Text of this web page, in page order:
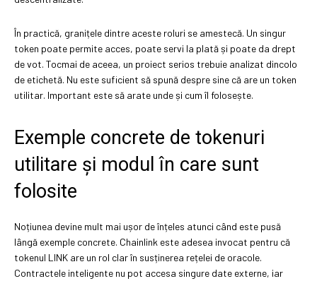
În practică, granițele dintre aceste roluri se amestecă. Un singur
token poate permite acces, poate servi la plată și poate da drept
de vot. Tocmai de aceea, un proiect serios trebuie analizat dincolo
de etichetă. Nu este suficient să spună despre sine că are un token
utilitar. Important este să arate unde și cum îl folosește.
Exemple concrete de tokenuri
utilitare și modul în care sunt
folosite
Noțiunea devine mult mai ușor de înțeles atunci când este pusă
lângă exemple concrete. Chainlink este adesea invocat pentru că
tokenul LINK are un rol clar în susținerea rețelei de oracole.
Contractele inteligente nu pot accesa singure date externe, iar